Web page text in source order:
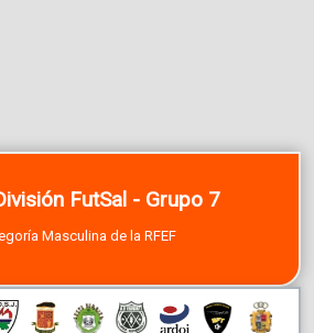
FutSal - Grupo 7
Masculina de la RFEF